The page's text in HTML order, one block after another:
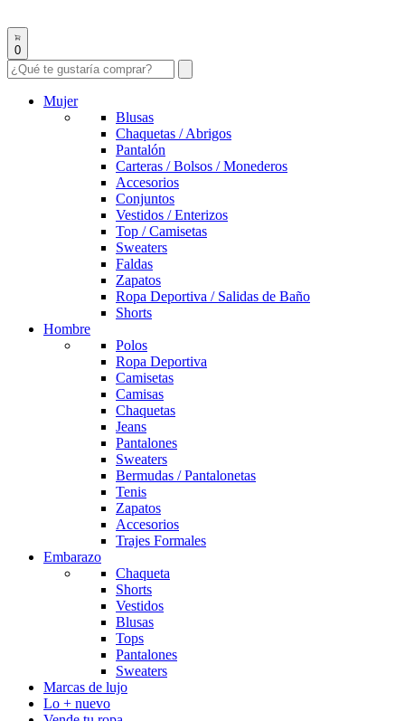
0
Mujer
Blusas
Chaquetas / Abrigos
Pantalón
Carteras / Bolsos / Monederos
Accesorios
Conjuntos
Vestidos / Enterizos
Top / Camisetas
Sweaters
Faldas
Zapatos
Ropa Deportiva / Salidas de Baño
Shorts
Hombre
Polos
Ropa Deportiva
Camisetas
Camisas
Chaquetas
Jeans
Pantalones
Sweaters
Bermudas / Pantalonetas
Tenis
Zapatos
Accesorios
Trajes Formales
Embarazo
Chaqueta
Shorts
Vestidos
Blusas
Tops
Pantalones
Sweaters
Marcas de lujo
Lo + nuevo